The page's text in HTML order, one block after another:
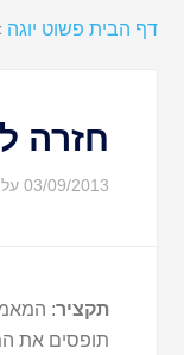
דף הבית פשוט יוגה
חזרה
03/09/2013 על
תקציר:
תופסים את